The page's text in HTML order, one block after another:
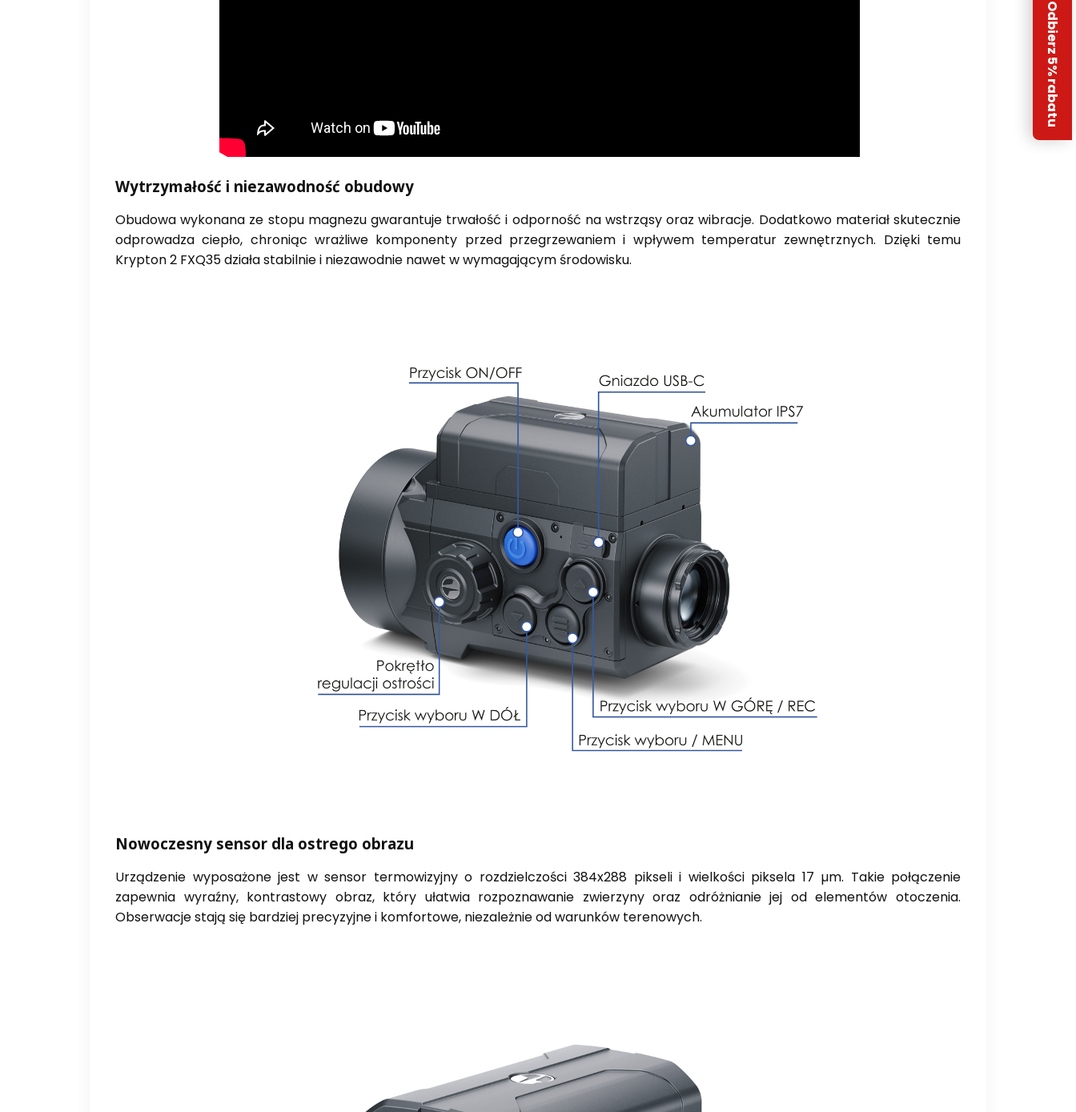
Wytrzymałość i niezawodność obudowy
Obudowa wykonana ze stopu magnezu gwarantuje trwałość i odporność na wstrząsy oraz wibracje. Dodatkowo materiał skutecznie
odprowadza ciepło, chroniąc wrażliwe komponenty przed przegrzewaniem i wpływem temperatur zewnętrznych. Dzięki temu
Krypton 2 FXQ35 działa stabilnie i niezawodnie nawet w wymagającym środowisku.
Nowoczesny sensor dla ostrego obrazu
Urządzenie wyposażone jest w sensor termowizyjny o rozdzielczości 384x288 pikseli i wielkości piksela 17 µm. Takie połączenie
zapewnia wyraźny, kontrastowy obraz, który ułatwia rozpoznawanie zwierzyny oraz odróżnianie jej od elementów otoczenia.
Obserwacje stają się bardziej precyzyjne i komfortowe, niezależnie od warunków terenowych.
Odbierz 5% rabatu